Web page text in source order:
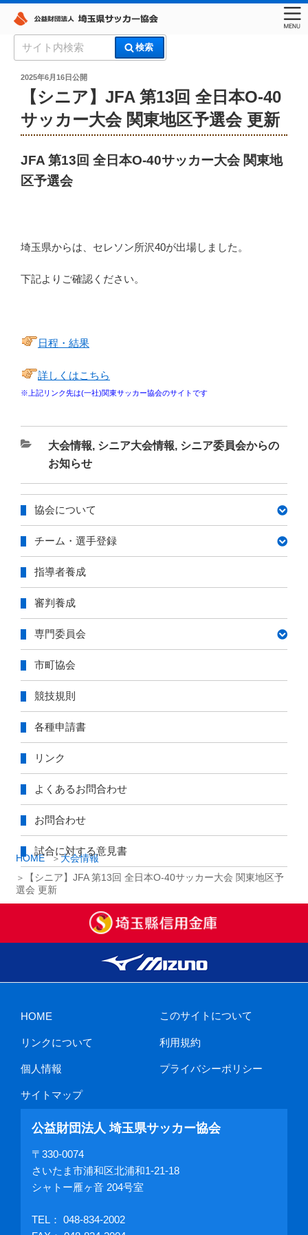
索:
検索
埼玉県サッカー協会
HOME
大会情報
【シニア】JFA 第13回 全日本O-40サッカー大会 関東地区予
選会 更新
投
2025年6月16日公開
【シニア】JFA 第13回 全日本O-40
サッカー大会 関東地区予選会 更新
JFA 第13回 全日本O-40サッカー大会 関東地
区予選会
埼玉県からは、セレソン所沢40が出場しました。
下記よりご確認ください。
日程・結果
詳しくはこちら
※上記リンク先は(一社)関東サッカー協会のサイトです
カ
テ
ゴ
ー
大会情報, シニア大会情報, シニア委員会からの
お知らせ
協会について
チーム・選手登録
指導者養成
審判養成
専門委員会
市町協会
競技規則
各種申請書
リンク
よくあるお問合わせ
お問合わせ
試合に対する意見書
HOME このサイトについて
リンクについて 利用規約
個人情報 プライバシーポリシー
サイトマップ
公益財団法人 埼玉県サッカー協会
〒330-0074
さいたま市浦和区北浦和1-21-18
シャトー雁ヶ音 204号室
TEL： 048-834-2002